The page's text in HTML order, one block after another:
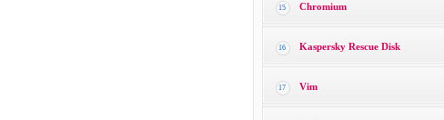
15 Chromium
16 Kaspersky Rescue Disk
17 Vim